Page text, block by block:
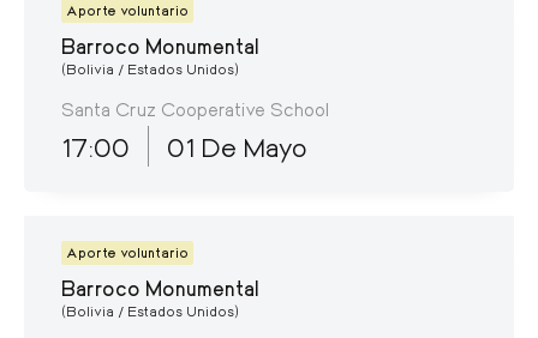
Aporte voluntario
Barroco Monumental
(Bolivia / Estados Unidos)
Santa Cruz Cooperative School
17:00 01 De Mayo
Aporte voluntario
Barroco Monumental
(Bolivia / Estados Unidos)